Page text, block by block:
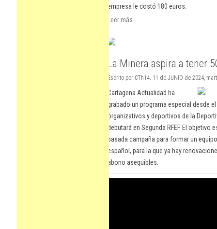
empresa le costó 180 euros.
Leer más...
La Minera aspira a tener
Escrito por CTh14. 11 de JUNIO de 2024,
Cartagena Actualidad ha
grabado un programa especial desde
organizativos y deportivos de la
debutará en Segunda RFEF. El
pasada campaña para formar un
español, para la que ya hay
abono asequibles.